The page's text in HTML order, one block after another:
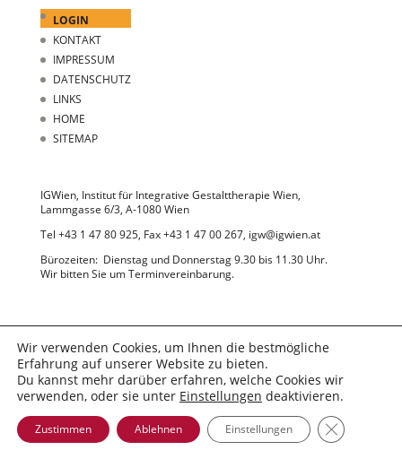
LOGIN
KONTAKT
IMPRESSUM
DATENSCHUTZ
LINKS
HOME
SITEMAP
IGWien, Institut für Integrative Gestalttherapie Wien,
Lammgasse 6/3, A-1080 Wien
Tel +43 1 47 80 925, Fax +43 1 47 00 267, igw@igwien.at
Bürozeiten: Dienstag und Donnerstag 9.30 bis 11.30 Uhr.
Wir bitten Sie um Terminvereinbarung.
© 2022 IGWien
Wir verwenden Cookies, um Ihnen die bestmögliche
Erfahrung auf unserer Website zu bieten.
Du kannst mehr darüber erfahren, welche Cookies wir
verwenden, oder sie unter Einstellungen deaktivieren.
Zustimmen Ablehnen Einstellungen GDPR